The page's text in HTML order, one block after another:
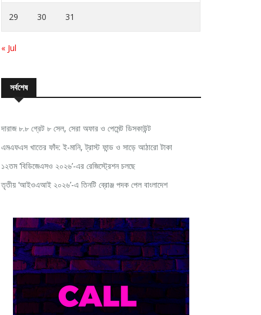
29 30 31
« Jul
সর্বশেষ
দারাজ ৮.৮ গ্রেট ৮ সেল, সেরা অফার ও পেমেন্ট ডিসকাউন্ট
এমএফএস খাতের ফাঁদ: ই-মানি, ট্রাস্ট ফান্ড ও সাড়ে আঠারো টাকা
১২তম ‘বিডিজেএসও ২০২৬’-এর রেজিস্ট্রেশন চলছে
তৃতীয় ‘আইওএআই ২০২৬’-এ তিনটি ব্রোঞ্জ পদক পেল বাংলাদেশ